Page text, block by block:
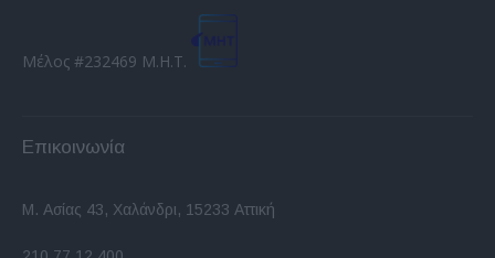
Μέλος #232469 Μ.Η.Τ.
Επικοινωνία
Μ. Ασίας 43, Χαλάνδρι, 15233 Αττική